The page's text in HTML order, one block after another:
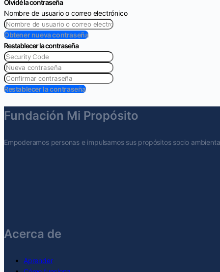
Olvidé la contraseña
Nombre de usuario o correo electrónico
Obtener nueva contraseña
Restablecer la contraseña
Restablecer la contraseña
Fundación Mi Propósito
Empoderamos personas e impulsamos sus propósitos socio
Acerca de
Aprender